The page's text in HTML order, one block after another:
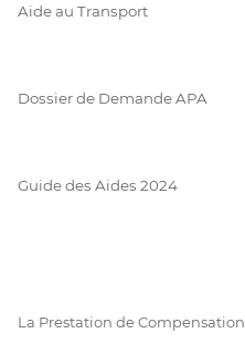
Aide au Transport
Dossier de Demande APA
Guide des Aides 2024
La Prestation de